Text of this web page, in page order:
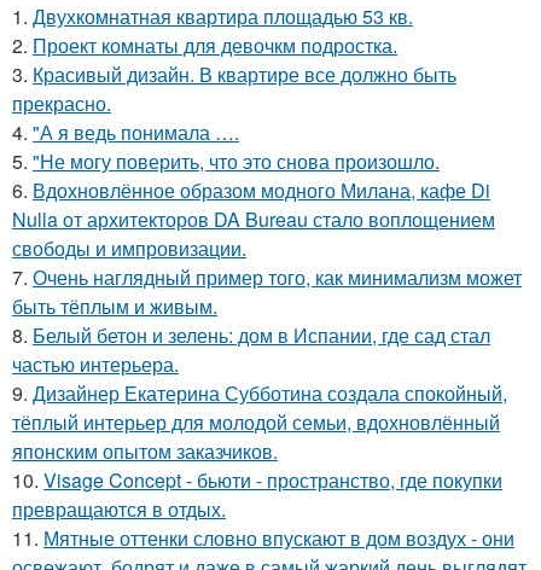
1. Двухкомнатная квартира площадью 53 кв.
2. Проект комнаты для девочкм подростка.
3. Красивый дизайн. В квартире все должно быть
прекрасно.
4. "А я ведь понимала ….
5. "Не могу поверить, что это снова произошло.
6. Вдохновлённое образом модного Милана, кафе Di
Nulla от архитекторов DA Bureau стало воплощением
свободы и импровизации.
7. Очень наглядный пример того, как минимализм может
быть тёплым и живым.
8. Белый бетон и зелень: дом в Испании, где сад стал
частью интерьера.
9. Дизайнер Екатерина Субботина создала спокойный,
тёплый интерьер для молодой семьи, вдохновлённый
японским опытом заказчиков.
10. Visage Concept - бьюти - пространство, где покупки
превращаются в отдых.
11. Мятные оттенки словно впускают в дом воздух - они